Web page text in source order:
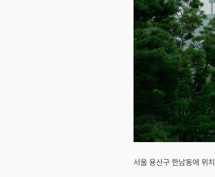
서울 용산구 한남동에 위